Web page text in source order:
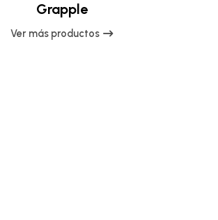
Grapple
Ver más productos